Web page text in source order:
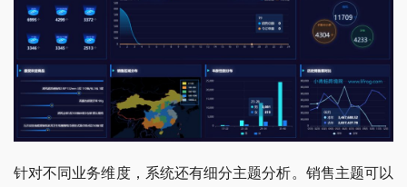
针对不同业务维度，系统还有细分主题分析。销售主题可以